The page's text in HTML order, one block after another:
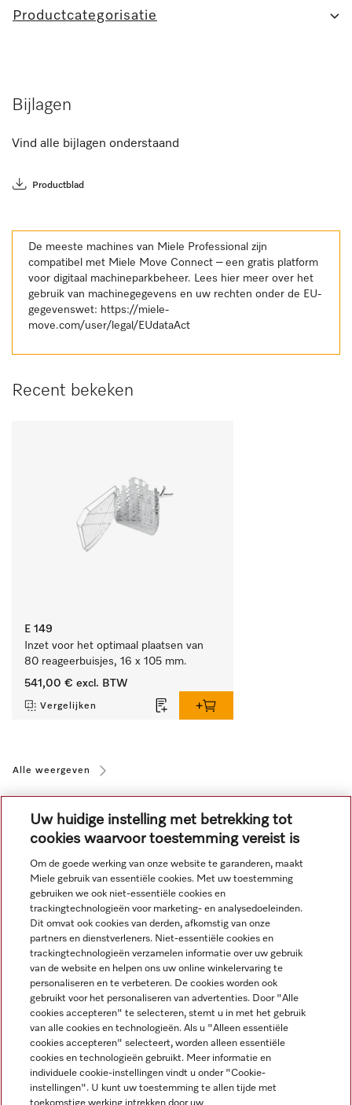
Productcategorisatie
Bijlagen
Vind alle bijlagen onderstaand
Productblad
De meeste machines van Miele Professional zijn
compatibel met Miele Move Connect – een gratis platform
voor digitaal machineparkbeheer. Lees hier meer over het
gebruik van machinegegevens en uw rechten onder de EU-
gegevenswet: https://miele-
move.com/user/legal/EUdataAct
Recent bekeken
E 149
Inzet voor het optimaal plaatsen van
80 reageerbuisjes, 16 x 105 mm.
541,00 € excl. BTW
Vergelijken
Alle weergeven
Navigatie
Service
Uw huidige instelling met betrekking tot
cookies waarvoor toestemming vereist is
Om de goede werking van onze website te garanderen, maakt
Miele gebruik van essentiële cookies. Met uw toestemming
gebruiken we ook niet-essentiële cookies en
trackingtechnologieën voor marketing- en analysedoeleinden.
Dit omvat ook cookies van derden, afkomstig van onze
partners en dienstverleners. Niet-essentiële cookies en
trackingtechnologieën verzamelen informatie over uw gebruik
van de website en helpen ons uw online winkelervaring te
personaliseren en te verbeteren. De cookies worden ook
gebruikt voor het personaliseren van advertenties. Door "Alle
cookies accepteren" te selecteren, stemt u in met het gebruik
van alle cookies en technologieën. Als u "Alleen essentiële
cookies accepteren" selecteert, worden alleen essentiële
cookies en technologieën gebruikt. Meer informatie en
individuele cookie-instellingen vindt u onder "Cookie-
instellingen". U kunt uw toestemming te allen tijde met